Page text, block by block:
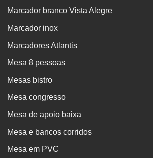
Marcador branco Vista Alegre
Marcador inox
Marcadores Atlantis
Mesa 8 pessoas
Mesas bistro
Mesa congresso
Mesa de apoio baixa
Mesa e bancos corridos
Mesa em PVC